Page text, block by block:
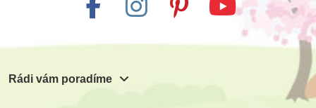
Rádi vám poradíme